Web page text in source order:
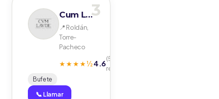
3
Cum Laude Legal
📍 Roldán,
Torre-
Pacheco
★★★★½4.6(5
reseñas)
Bufete
📞 Llamar